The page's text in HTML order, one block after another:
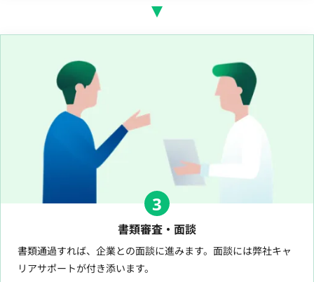
3
書類審査・面談
書類通過すれば、企業との面談に進みます。面談には弊社キャ
リアサポートが付き添います。